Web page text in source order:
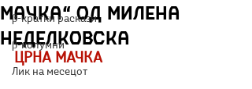
β-кратки раскази
β-колумни
Лик на месецот
мачка“ од Милена
Неделковска
ЦРНА МАЧКА